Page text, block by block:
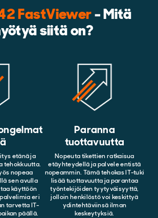
FastViewer- Mitä
siitä on?
etänä ja
tehokkuutta.
nopeaa
sen avulla
käyttöön
eri
tarvetta IT-
päällä.
Paranna
tuottavuutta
Nopeuta tikettien ratkaisua
etäyhteydellä ja palvele entistä
nopeammin. Tämä tehokas IT-tuki
lisää tuottavuutta ja parantaa
työntekijöiden tyytyväisyyttä,
jolloin henkilöstö voi keskittyä
ydintehtäviinsä ilman
keskeytyksiä.